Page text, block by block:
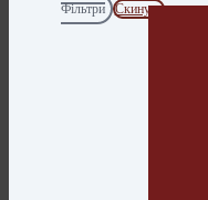
Фільтри
Скинути